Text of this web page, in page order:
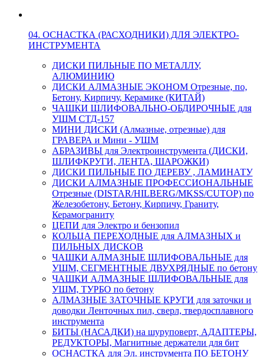
04. ОСНАСТКА (РАСХОДНИКИ) ДЛЯ ЭЛЕКТРО-
ИНСТРУМЕНТА
ДИСКИ ПИЛЬНЫЕ ПО МЕТАЛЛУ,
АЛЮМИНИЮ
ДИСКИ АЛМАЗНЫЕ ЭКОНОМ Отрезные, по,
Бетону, Кирпичу, Керамике (КИТАЙ)
ЧАШКИ ШЛИФОВАЛЬНО-ОБДИРОЧНЫЕ для
УШМ СТД-157
МИНИ ДИСКИ (Алмазные, отрезные) для
ГРАВЕРА и Мини - УШМ
АБРАЗИВЫ для Электроинструмента (ДИСКИ,
ШЛИФКРУГИ, ЛЕНТА, ШАРОЖКИ)
ДИСКИ ПИЛЬНЫЕ ПО ДЕРЕВУ , ЛАМИНАТУ
ДИСКИ АЛМАЗНЫЕ ПРОФЕССИОНАЛЬНЫЕ
Отрезные (DISTAR/HILBERG/MKSS/CUTOP) по
Железобетону, Бетону, Кирпичу, Граниту,
Керамограниту
ЦЕПИ для Электро и бензопил
КОЛЬЦА ПЕРЕХОДНЫЕ для АЛМАЗНЫХ и
ПИЛЬНЫХ ДИСКОВ
ЧАШКИ АЛМАЗНЫЕ ШЛИФОВАЛЬНЫЕ для
УШМ, СЕГМЕНТНЫЕ ДВУХРЯДНЫЕ по бетону
ЧАШКИ АЛМАЗНЫЕ ШЛИФОВАЛЬНЫЕ для
УШМ, ТУРБО по бетону
АЛМАЗНЫЕ ЗАТОЧНЫЕ КРУГИ для заточки и
доводки Ленточных пил, сверл, твердосплавного
инструмента
БИТЫ (НАСАДКИ) на шуруповерт, АДАПТЕРЫ,
РЕДУКТОРЫ, Магнитные держатели для бит
ОСНАСТКА для Эл. инструмента ПО БЕТОНУ